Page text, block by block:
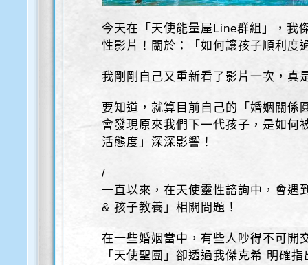
今天在「天使能量屋Line群組」，我
性影片！關於：「如何讓孩子順利度
我剛剛自己又重新看了影片一次，真
要知道，就算目前自己的「婚姻關係
會發現原來我們下一代孩子，是如何
活態度」深深影響！
/
一直以來，在天使靈性諮詢中，會遇
& 孩子教養」相關問題！
在一些婚姻當中，有些人吵得不可開
「天使聖團」卻透過我傑克希 明確